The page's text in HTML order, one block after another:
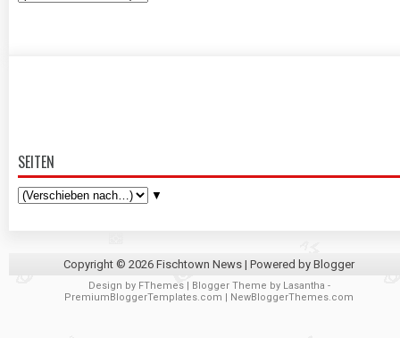
SEITEN
▼
Copyright © 2026 Fischtown News | Powered by Blogger
Design by FThemes| Blogger Theme by Lasantha -
PremiumBloggerTemplates.com | NewBloggerThemes.com